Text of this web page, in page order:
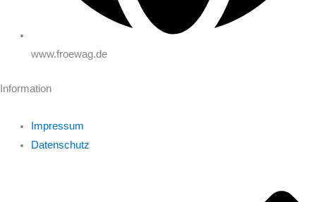
www.froewag.de
Information
Impressum
Datenschutz